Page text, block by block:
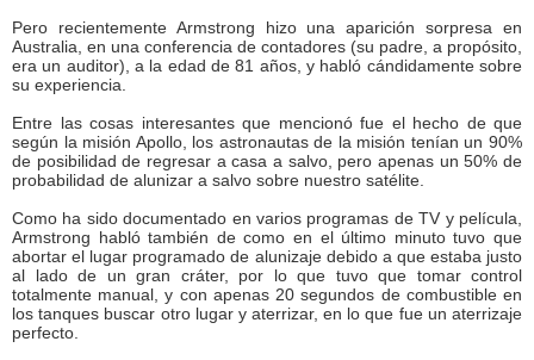
Pero recientemente Armstrong hizo una aparición sorpresa en
Australia, en una conferencia de contadores (su padre, a propósito,
era un auditor), a la edad de 81 años, y habló cándidamente sobre
su experiencia.
Entre las cosas interesantes que mencionó fue el hecho de que
según la misión Apollo, los astronautas de la misión tenían un 90%
de posibilidad de regresar a casa a salvo, pero apenas un 50% de
probabilidad de alunizar a salvo sobre nuestro satélite.
Como ha sido documentado en varios programas de TV y película,
Armstrong habló también de como en el último minuto tuvo que
abortar el lugar programado de alunizaje debido a que estaba justo
al lado de un gran cráter, por lo que tuvo que tomar control
totalmente manual, y con apenas 20 segundos de combustible en
los tanques buscar otro lugar y aterrizar, en lo que fue un aterrizaje
perfecto.